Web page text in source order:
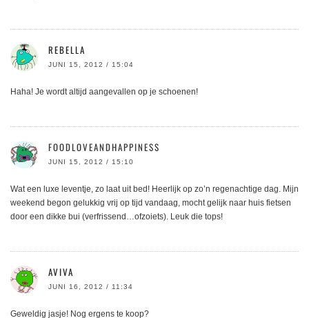
REBELLA
JUNI 15, 2012 / 15:04
Haha! Je wordt altijd aangevallen op je schoenen!
FOODLOVEANDHAPPINESS
JUNI 15, 2012 / 15:10
Wat een luxe leventje, zo laat uit bed! Heerlijk op zo’n regenachtige dag. Mijn
weekend begon gelukkig vrij op tijd vandaag, mocht gelijk naar huis fietsen
door een dikke bui (verfrissend…ofzoiets). Leuk die tops!
AVIVA
JUNI 16, 2012 / 11:34
Geweldig jasje! Nog ergens te koop?